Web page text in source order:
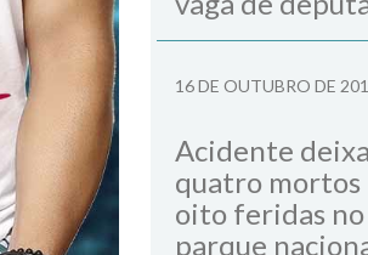
16 DE OUTUBRO DE
Acidente
quatro mortos
oito feridas no
parque